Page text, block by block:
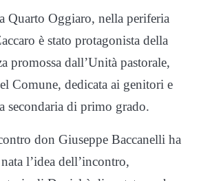
Quarto Oggiaro, nella periferia
è stato protagonista della
promossa dall’Unità pastorale,
Comune, dedicata ai genitori e
secondaria di primo grado.
don Giuseppe Baccanelli ha
l’idea dell’incontro,